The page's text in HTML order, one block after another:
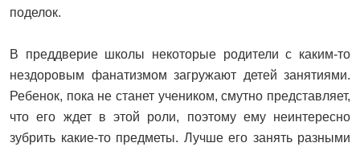
поделок.
В преддверие школы некоторые родители с каким-то
нездоровым фанатизмом загружают детей занятиями.
Ребенок, пока не станет учеником, смутно представляет,
что его ждет в этой роли, поэтому ему неинтересно
зубрить какие-то предметы. Лучше его занять разными